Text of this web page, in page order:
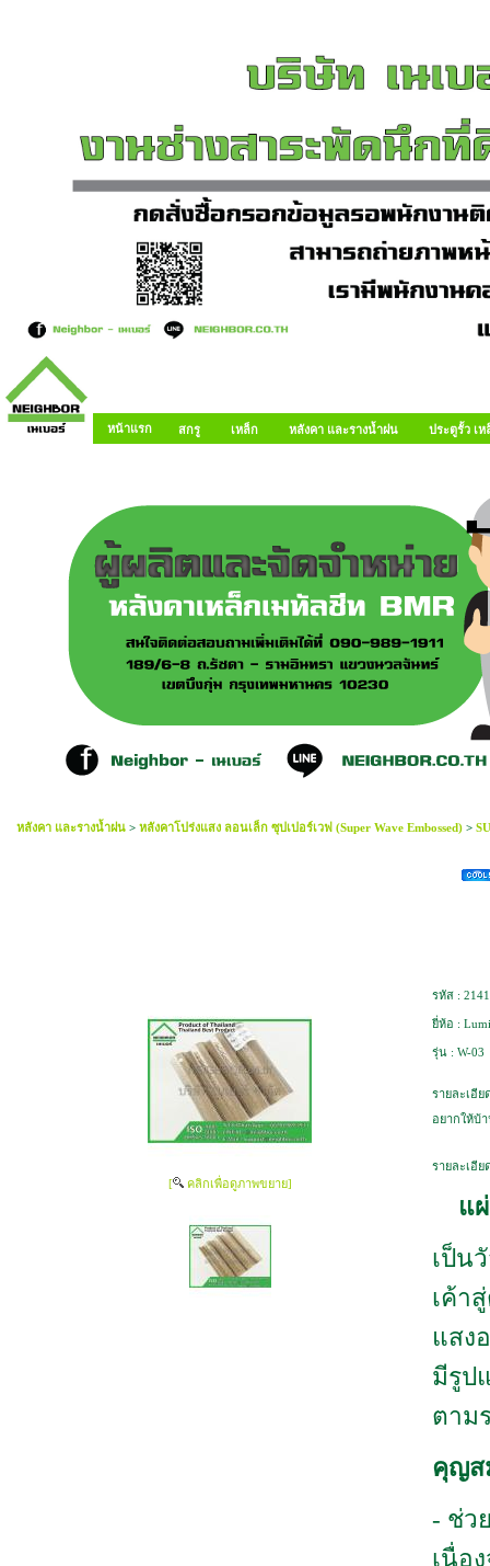
หน้าแรก สกรู เหล็ก หลังคา และรางน้ำฝน ประตูรั้ว เ
หลังคา และรางน้ำฝน > หลังคาโปร่งแสง ลอนเล็ก ซุปเปอร์เวฟ (Super Wave Embossed) >
[ คลิกเพื่อดูภาพขยาย]
รหัส :
ยี่ห้อ :
รุ่น : W-03
รายละเอีย
อยากให้บ้า
รายละเอีย
แ
เป็น
เค้า
แสง
มีรูป
ตาม
คุญส
- ช่ว
เนื่อ